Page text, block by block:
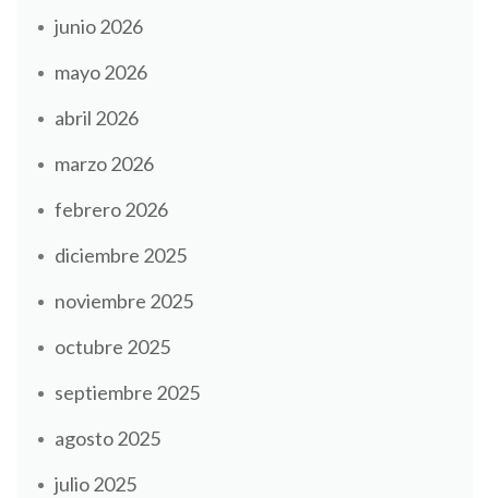
junio 2026
mayo 2026
abril 2026
marzo 2026
febrero 2026
diciembre 2025
noviembre 2025
octubre 2025
septiembre 2025
agosto 2025
julio 2025